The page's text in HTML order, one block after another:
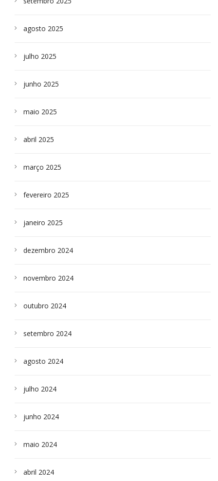
agosto 2025
julho 2025
junho 2025
maio 2025
abril 2025
março 2025
fevereiro 2025
janeiro 2025
dezembro 2024
novembro 2024
outubro 2024
setembro 2024
agosto 2024
julho 2024
junho 2024
maio 2024
abril 2024